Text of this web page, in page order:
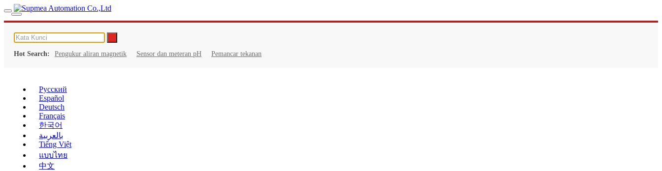
Hot Search: Pengukur aliran magnetik Sensor dan meteran pH Pemancar tekanan
Русский
Español
Deutsch
Français
한국어
بالعربية
Tiếng Việt
แบบไทย
中文